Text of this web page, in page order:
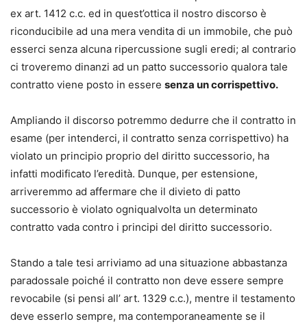
ex art. 1412 c.c. ed in quest’ottica il nostro discorso è
riconducibile ad una mera vendita di un immobile, che può
esserci senza alcuna ripercussione sugli eredi; al contrario
ci troveremo dinanzi ad un patto successorio qualora tale
contratto viene posto in essere senza un corrispettivo.
Ampliando il discorso potremmo dedurre che il contratto in
esame (per intenderci, il contratto senza corrispettivo) ha
violato un principio proprio del diritto successorio, ha
infatti modificato l’eredità. Dunque, per estensione,
arriveremmo ad affermare che il divieto di patto
successorio è violato ogniqualvolta un determinato
contratto vada contro i principi del diritto successorio.
Stando a tale tesi arriviamo ad una situazione abbastanza
paradossale poiché il contratto non deve essere sempre
revocabile (si pensi all’ art. 1329 c.c.), mentre il testamento
deve esserlo sempre, ma contemporaneamente se il